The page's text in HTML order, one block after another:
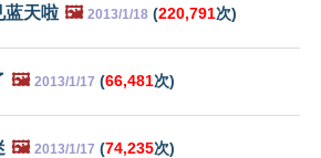
蓝天啦 🖼️ 2013/1/18 (220,791次)
🖼️ 2013/1/17 (66,481次)
🖼️ 2013/1/17 (74,235次)